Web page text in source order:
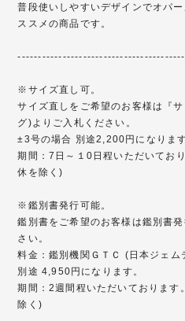
普段使いしやすいデザインでオパ
ススメの商品です。
※サイズ直し可。
サイズ直しをご希望のお客様は『
グ)よりご入札ください。
±3号の場合 別途2,200円になります
期間：7日～１0日程いただいてお
休を除く)
※鑑別書発行可能。
鑑別書をご希望のお客様は鑑別書
さい。
料金：鑑別機関ＧＴＣ (日本ジェ
別途 4,950円になります。
期間：2週間程いただいておりま
除く)